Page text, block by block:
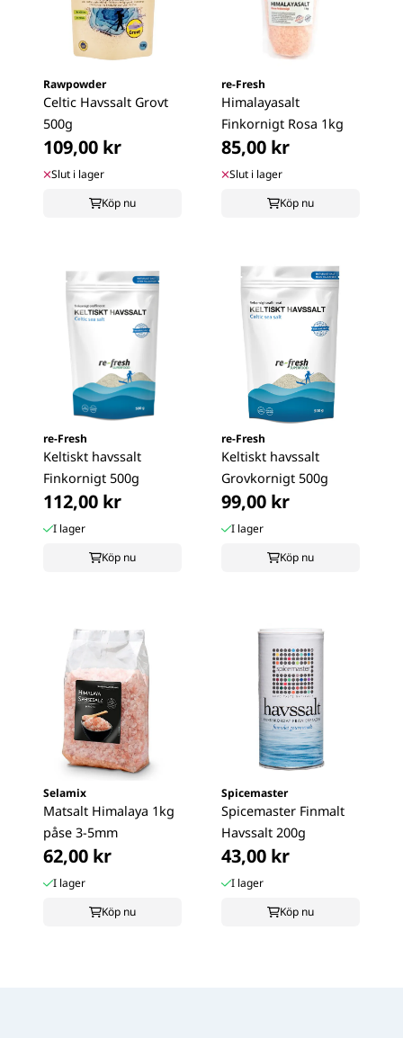
Rawpowder
Celtic Havssalt Grovt
500g
109,00 kr
Slut i lager
Köp nu
re-Fresh
Himalayasalt
Finkornigt Rosa 1kg
85,00 kr
Slut i lager
Köp nu
re-Fresh
Keltiskt havssalt
Finkornigt 500g
112,00 kr
I lager
Köp nu
re-Fresh
Keltiskt havssalt
Grovkornigt 500g
99,00 kr
I lager
Köp nu
Selamix
Matsalt Himalaya 1kg
påse 3-5mm
62,00 kr
I lager
Köp nu
Spicemaster
Spicemaster Finmalt
Havssalt 200g
43,00 kr
I lager
Köp nu